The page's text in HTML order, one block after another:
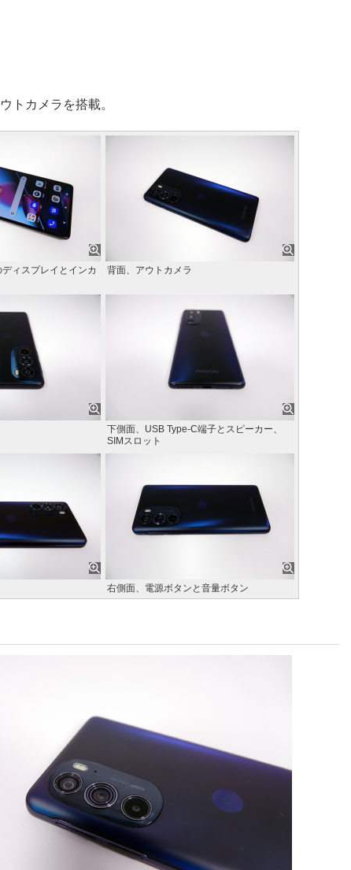
トカメラを搭載。
ィスプレイとインカ
背面、アウトカメラ
下側面、USB Type-C端子とスピーカー、
SIMスロット
右側面、電源ボタンと音量ボタン